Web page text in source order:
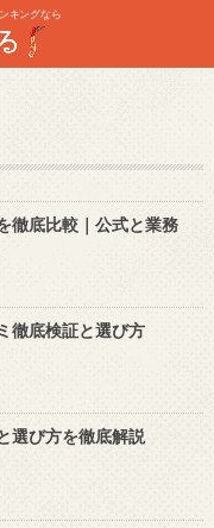
キングなら
徹底比較｜公式と業務
徹底検証と選び方
選び方を徹底解説